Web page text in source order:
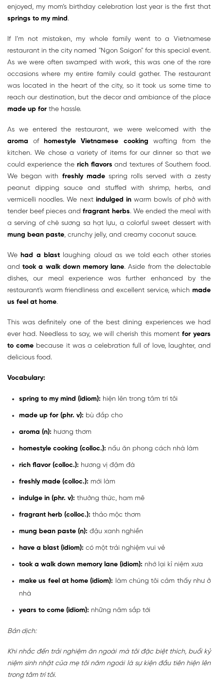
enjoyed, my mom’s birthday celebration last year is the first that
springs to my mind.
If I’m not mistaken, my whole family went to a Vietnamese
restaurant in the city named "Ngon Saigon" for this special event.
As we were often swamped with work, this was one of the rare
occasions where my entire family could gather. The restaurant
was located in the heart of the city, so it took us some time to
reach our destination, but the decor and ambiance of the place
made up for the hassle.
As we entered the restaurant, we were welcomed with the
aroma of homestyle Vietnamese cooking wafting from the
kitchen. We chose a variety of items for our dinner so that we
could experience therich flavors and textures of Southern food.
We began with freshly madespring rolls served with a zesty
peanut dipping sauce and stuffed with shrimp, herbs, and
vermicelli noodles. We next indulged in warm bowls of phở with
tender beef pieces and fragrant herbs. We ended the meal with
a serving of chè sương sa hạt lựu, a colorful sweet dessert with
mung bean paste, crunchy jelly, and creamy coconut sauce.
We had a blast laughing aloud as we told each other stories
andtook a walk down memory lane. Aside from the delectable
dishes, our meal experience was further enhanced by the
restaurant's warm friendliness and excellent service, which made
us feel at home.
This was definitely one of the best dining experiences we had
ever had. Needless to say, we will cherish this moment for years
to come because it was a celebration full of love, laughter, and
delicious food.
Vocabulary:
spring to my mind (idiom): hiện lên trong tâm trí tôi
made up for (phr. v): bù đắp cho
aroma (n): hương thơm
homestyle cooking (colloc.): nấu ăn phong cách nhà làm
rich flavor (colloc.): hương vị đậm đà
freshly made (colloc.): mới làm
indulge in (phr. v): thưởng thức, ham mê
fragrant herb (colloc.): thảo mộc thơm
mung bean paste (n): đậu xanh nghiền
have a blast (idiom): có một trải nghiệm vui vẻ
took a walk down memory lane (idiom): nhớ lại kỉ niệm xưa
make us feel at home (idiom): làm chúng tôi cảm thấy như ở
nhà
years to come (idiom): những năm sắp tới
Bản dịch:
Khi nhắc đến trải nghiệm ăn ngoài mà tôi đặc biệt thích, buổi kỷ
niệm sinh nhật của mẹ tôi năm ngoái là sự kiện đầu tiên hiện lên
trong tâm trí tôi.